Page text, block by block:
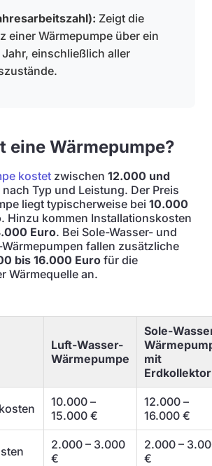
Zeigt die
einer Wärmepumpe über ein
einschließlich aller
eine Wärmepumpe?
kostet zwischen 12.000 und
nach Typ und Leistung. Der Preis
liegt typischerweise bei 10.000
. Hinzu kommen Installationskosten
Euro. Bei Sole-Wasser- und
fallen zusätzliche
bis 16.000 Euro für die
Wärmequelle an.
Luft-Wasser-
Wärmepumpe
Sole-
mit
Erdkollektor
10.000 –
15.000 €
12.000 –
16.000 €
2.000 – 3.000
€
2.000 –
€